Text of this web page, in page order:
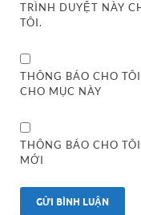
TRÌNH DUYỆT NÀY
TÔI.
THÔNG BÁO CHO
CHO MỤC NÀY
THÔNG BÁO CHO
MỚI